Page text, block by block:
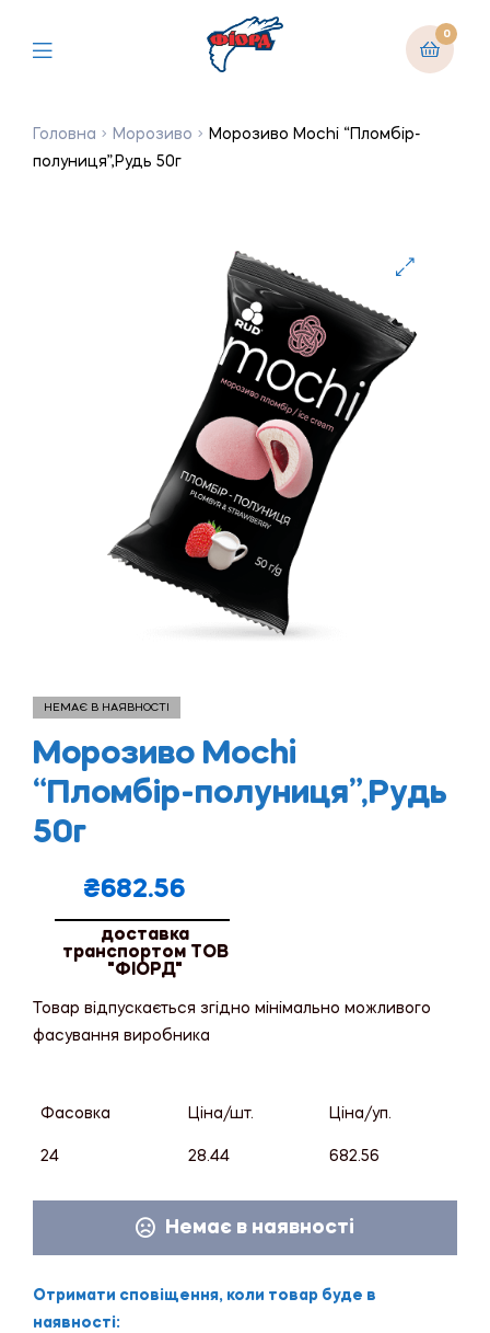
0
Головна Морозиво
Морозиво Mochi “Пломбір-
полуниця”,Рудь 50г
НЕМАЄ В НАЯВНОСТІ
Морозиво Mochi
“Пломбір-полуниця”,Рудь
50г
₴682.56
доставка
транспортом ТОВ
"ФІОРД"
Товар відпускається згідно мінімально можливого
фасування виробника
Фасовка Ціна/шт. Ціна/уп.
24 28.44 682.56
Немає в наявності
Отримати сповіщення, коли товар буде в
наявності: